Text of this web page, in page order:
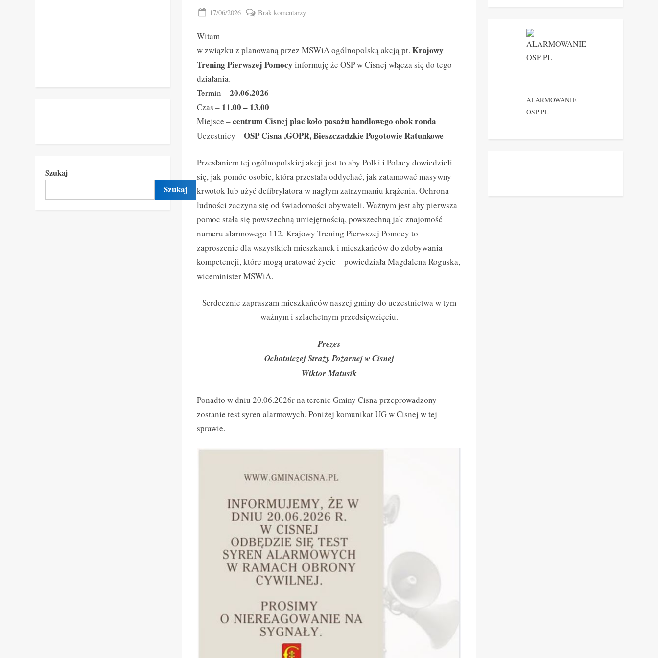
Toggle
sub-
Posted
17/06/2026
Brak komentarzydo
Pierwszej
Pomocy
Witam
w związku z planowaną przez MSWiA ogólnopolską akcją pt. Krajowy
Trening Pierwszej Pomocy informuję że OSP w Cisnej włącza się do tego
działania.
Termin –20.06.2026
Czas – 11.00 – 13.00
Miejsce –centrum Cisnej plac koło pasażu handlowego obok ronda
Uczestnicy –OSP Cisna ,GOPR, Bieszczadzkie Pogotowie Ratunkowe
Przesłaniem tej ogólnopolskiej akcji jest to aby Polki i Polacy dowiedzieli
się, jak pomóc osobie, która przestała oddychać, jak zatamować masywny
krwotok lub użyć defibrylatora w nagłym zatrzymaniu krążenia. Ochrona
ludności zaczyna się od świadomości obywateli. Ważnym jest aby pierwsza
pomoc stała się powszechną umiejętnością, powszechną jak znajomość
numeru alarmowego 112. Krajowy Trening Pierwszej Pomocy to
zaproszenie dla wszystkich mieszkanek i mieszkańców do zdobywania
kompetencji, które mogą uratować życie – powiedziała Magdalena Roguska,
wiceminister MSWiA.
Serdecznie zapraszam mieszkańców naszej gminy do uczestnictwa w tym
ważnym i szlachetnym przedsięwzięciu.
Prezes
Ochotniczej Straży Pożarnej w Cisnej
Wiktor Matusik
Ponadto w dniu 20.06.2026r na terenie Gminy Cisna przeprowadzony
zostanie test syren alarmowych. Poniżej komunikat UG w Cisnej w tej
sprawie.
Szukaj
Szukaj
ALARMOWANIE
OSP PL